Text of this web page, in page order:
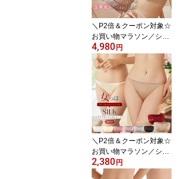
ブラック S/M/L/XL 送料
無料 ctbra main
＼P2倍＆クーポン対象☆
お買い物マラソン／シル
クストレッチサテン ノン
ワイヤーブラ 3/4カップ
ブラジャー ワイヤレス
シンプル 2枚接ぎ シング
ルサイドボーン 無地 ブ
ラレット シャンパン/ロ
ーズダスト/ミストグレー
S/M/L/XL 送料無料 ctbra
kinu15
4,980円
＼P2倍＆クーポン対象☆
お買い物マラソン／シル
ク ショーツ シルク100%
サテン スムースバック
2,380円